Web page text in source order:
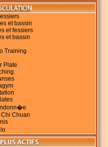
et bassin
et fessiers
et bassin
Training
Plate
Chi Chuan